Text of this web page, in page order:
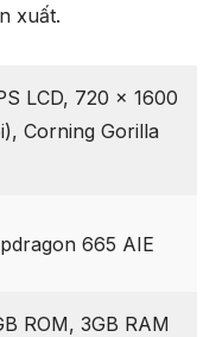
xuất.
LCD, 720 x 1600
Corning Gorilla
665 AIE
ROM, 3GB RAM